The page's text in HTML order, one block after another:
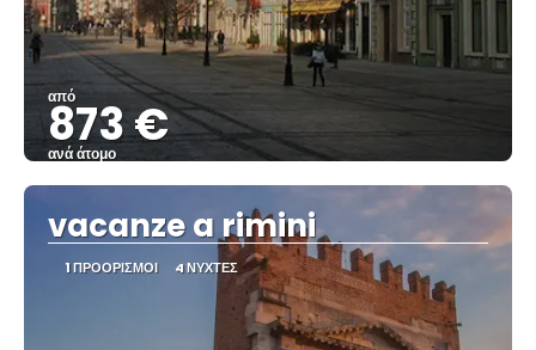
από
873 €
ανά άτομο
Βλέπω
vacanze a rimini
1 ΠΡΟΟΡΙΣΜΟΊ 4 ΝΎΧΤΕΣ